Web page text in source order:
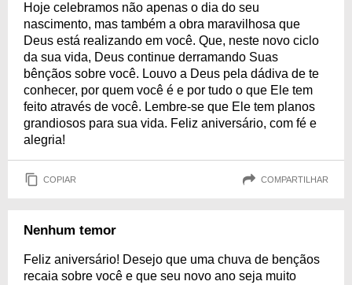
Hoje celebramos não apenas o dia do seu
nascimento, mas também a obra maravilhosa que
Deus está realizando em você. Que, neste novo ciclo
da sua vida, Deus continue derramando Suas
bênçãos sobre você. Louvo a Deus pela dádiva de te
conhecer, por quem você é e por tudo o que Ele tem
feito através de você. Lembre-se que Ele tem planos
grandiosos para sua vida. Feliz aniversário, com fé e
alegria!
COPIAR COMPARTILHAR
Nenhum temor
Feliz aniversário! Desejo que uma chuva de bençãos
recaia sobre você e que seu novo ano seja muito